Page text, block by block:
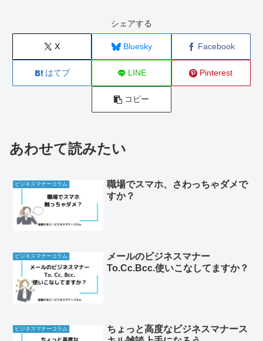
シェアする
X Bluesky Facebook
はてブ LINE Pinterest
コピー
あわせて読みたい
ビジネスマナーコラム
職場でスマホ、さわっちゃダメで
すか？
ビジネスマナーコラム
メールのビジネスマナー
To.Cc.Bcc.使いこなしてますか？
ビジネスマナーコラム
ちょっと高度なビジネスマナース